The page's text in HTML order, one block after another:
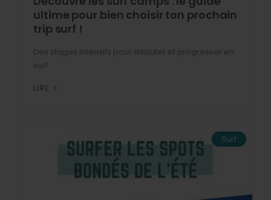
ultime pour bien choisir ton prochain
trip surf !
Des stages intensifs pour débuter et progresser en
surf
LIRE
Surf